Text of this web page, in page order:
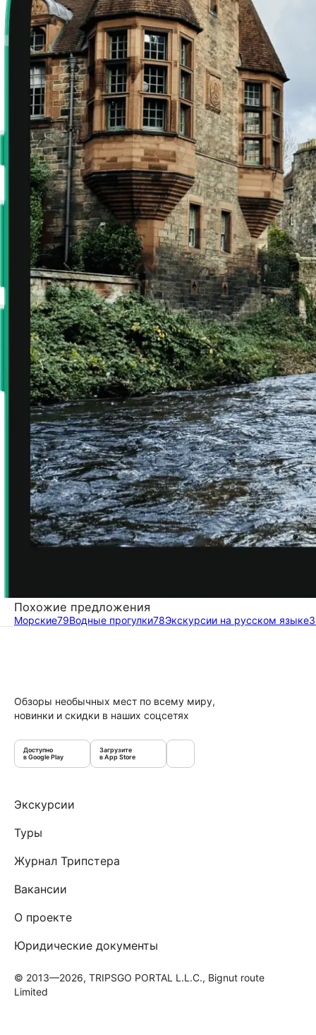
Похожие предложения
Морские79Водные прогулки78Экскурсии на русском языке
Обзоры необычных мест по всему миру,
новинки и скидки в наших соцсетях
Доступно
в Google Play
Загрузите
в App Store
Экскурсии
Туры
Журнал Трипстера
Вакансии
О проекте
Юридические документы
© 2013—2026, TRIPSGO PORTAL L.L.C., Bignut route
Limited